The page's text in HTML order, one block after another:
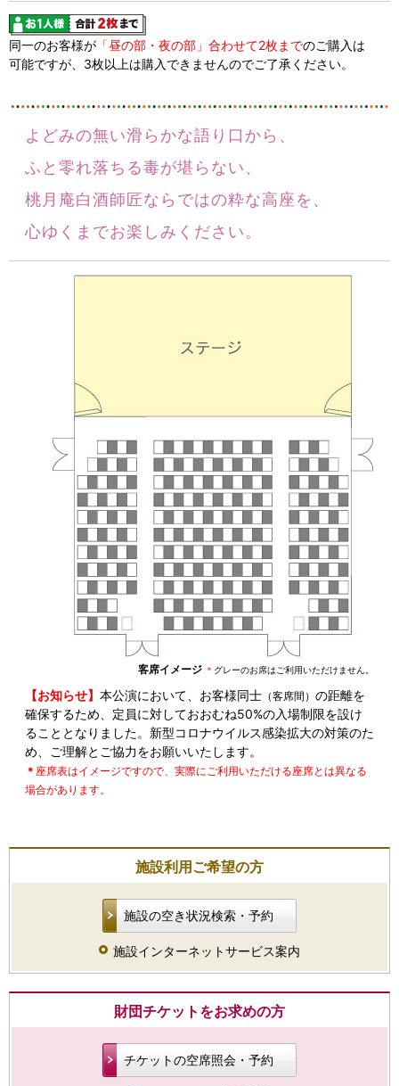
同一のお客様が 「昼の部・夜の部」合わせて2枚までのご購入は
可能ですが、3枚以上は購入できませんのでご了承ください。
よどみの無い滑らかな語り口から、
ふと零れ落ちる毒が堪らない、
桃月庵白酒師匠ならではの粋な高座を、
心ゆくまでお楽しみください。
客席イメージ ＊ グレーのお席はご利用いただけません。
【お知らせ】 本公演において、お客様同士 （客席間） の距離を
確保するため、定員に対しておおむね50%の入場制限を設け
ることとなりました。新型コロナウイルス感染拡大の対策のた
め、ご理解とご協力をお願いいたします。
＊ 座席表はイメージですので、実際にご利用いただける座席とは異なる
場合があります。
施設利用ご希望の方
施設の空き状況検索・予約
施設インターネットサービス案内
財団チケットをお求めの方
チケットの空席照会・予約